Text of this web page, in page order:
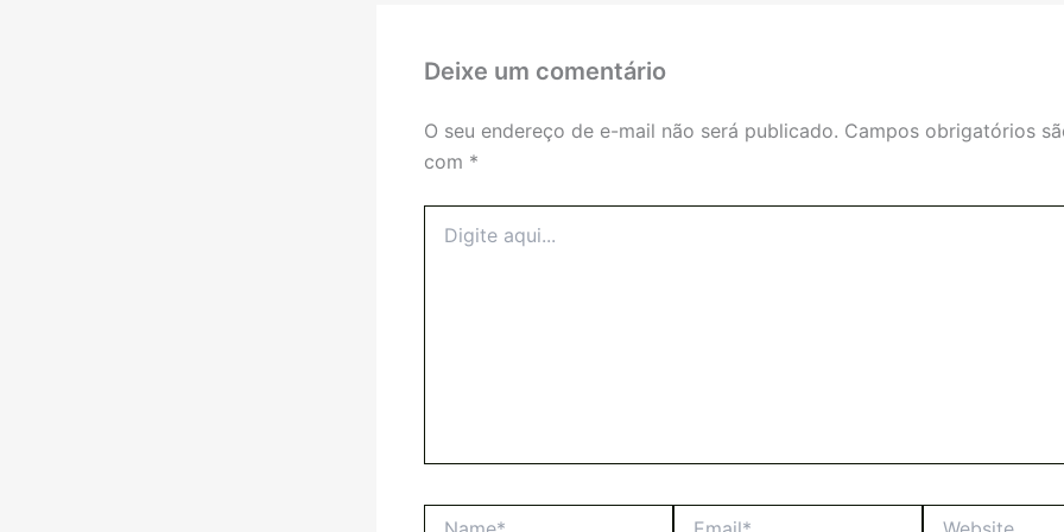
Deixe um comentário
O seu endereço de e-mail não será publicado. Campos obrigatórios
com *
aqui...